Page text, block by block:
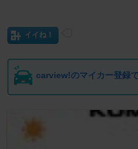
イイね！
carview!のマイカー登録